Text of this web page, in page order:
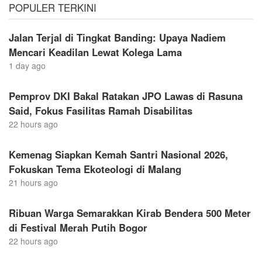
POPULER TERKINI
Jalan Terjal di Tingkat Banding: Upaya Nadiem
Mencari Keadilan Lewat Kolega Lama
1 day ago
Pemprov DKI Bakal Ratakan JPO Lawas di Rasuna
Said, Fokus Fasilitas Ramah Disabilitas
22 hours ago
Kemenag Siapkan Kemah Santri Nasional 2026,
Fokuskan Tema Ekoteologi di Malang
21 hours ago
Ribuan Warga Semarakkan Kirab Bendera 500 Meter
di Festival Merah Putih Bogor
22 hours ago